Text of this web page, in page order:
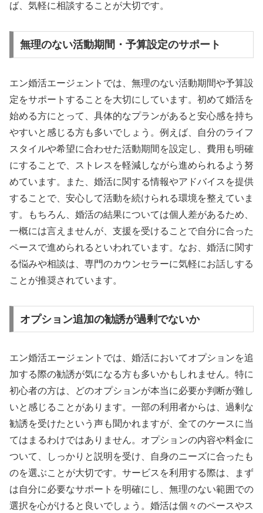
ば、気軽に相談することが大切です。
無理のない活動期間・予算設定のサポート
エン婚活エージェントでは、無理のない活動期間や予算設
定をサポートすることを大切にしています。初めて婚活を
始める方にとって、具体的なプランがあると安心感を持ち
やすいと感じる方も多いでしょう。例えば、自分のライフ
スタイルや希望に合わせた活動期間を設定し、費用も明確
にすることで、ストレスを軽減しながら進められるよう努
めています。また、婚活に関する情報やアドバイスを提供
することで、安心して活動を続けられる環境を整えていま
す。もちろん、婚活の結果については個人差があるため、
一概には言えませんが、支援を受けることで自分に合った
ペースで進められるといわれています。なお、婚活に関す
る悩みや相談は、専門のカウンセラーに気軽にお話しする
ことが推奨されています。
オプション追加の勧誘が過剰でないか
エン婚活エージェントでは、婚活においてオプションを追
加する際の勧誘が気になる方も多いかもしれません。特に
初心者の方は、どのオプションが本当に必要か判断が難し
いと感じることがあります。一部の利用者からは、過剰な
勧誘を受けたという声も聞かれますが、全てのケースに当
てはまるわけではありません。オプションの内容や料金に
ついて、しっかりと説明を受け、自身のニーズに合ったも
のを選ぶことが大切です。サービスを利用する際は、まず
は自分に必要なサポートを明確にし、無理のない範囲での
選択を心がけると良いでしょう。婚活は個々のペースやス